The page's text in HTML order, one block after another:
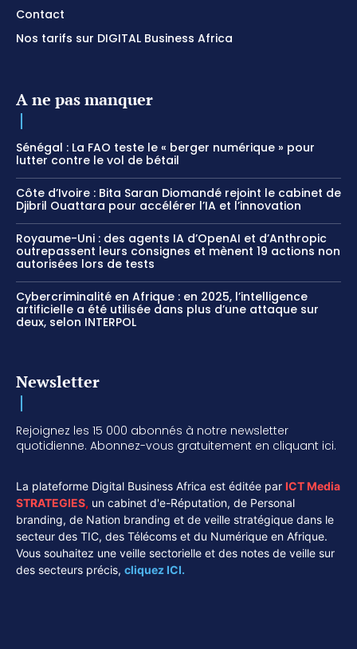
Contact
Nos tarifs sur DIGITAL Business Africa
A ne pas manquer
Sénégal : La FAO teste le « berger numérique » pour
lutter contre le vol de bétail
Côte d’Ivoire : Bita Saran Diomandé rejoint le cabinet de
Djibril Ouattara pour accélérer l’IA et l’innovation
Royaume-Uni : des agents IA d’OpenAI et d’Anthropic
outrepassent leurs consignes et mènent 19 actions non
autorisées lors de tests
Cybercriminalité en Afrique : en 2025, l’intelligence
artificielle a été utilisée dans plus d’une attaque sur
deux, selon INTERPOL
Newsletter
Rejoignez les 15 000 abonnés à notre newsletter
quotidienne. Abonnez-vous gratuitement en cliquant ici.
La plateforme Digital Business Africa est éditée par ICT Media
STRATEGIES, un cabinet d'e-Réputation, de Personal
branding, de Nation branding et de veille stratégique dans le
secteur des TIC, des Télécoms et du Numérique en Afrique.
Vous souhaitez une veille sectorielle et des notes de veille sur
des secteurs précis, cliquez ICI.